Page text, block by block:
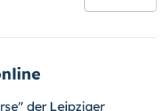
der Leipziger